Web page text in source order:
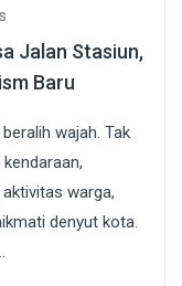
Jalan Stasiun,
Baru
wajah. Tak
warga,
denyut kota.